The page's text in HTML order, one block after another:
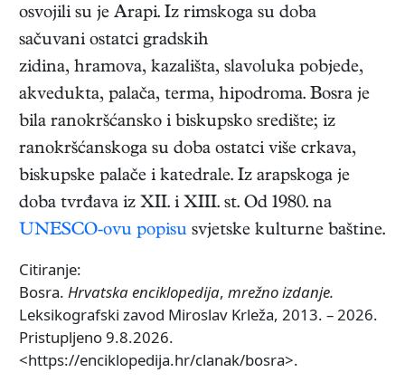
osvojili su je Arapi. Iz rimskoga su doba
sačuvani ostatci gradskih
zidina, hramova, kazališta, slavoluka pobjede,
akvedukta, palača, terma, hipodroma. Bosra je
bila ranokršćansko i biskupsko središte; iz
ranokršćanskoga su doba ostatci više crkava,
biskupske palače i katedrale. Iz arapskoga je
doba tvrđava iz XII. i XIII. st. Od 1980. na
UNESCO-ovu popisu svjetske kulturne baštine.
Citiranje:
Bosra. Hrvatska enciklopedija, mrežno izdanje.
Leksikografski zavod Miroslav Krleža, 2013. – 2026.
Pristupljeno 9.8.2026.
<https://enciklopedija.hr/clanak/bosra>.